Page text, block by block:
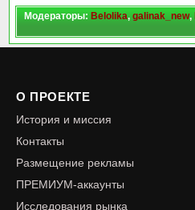
Модераторы: Belolika, galinak_new,
О ПРОЕКТЕ
История и миссия
Контакты
Размещение рекламы
ПРЕМИУМ-аккаунты
Исследования рынка